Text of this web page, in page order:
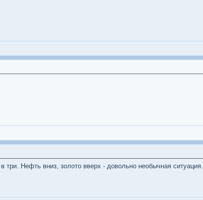
Нефть вниз, золото вверх - довольно необычная ситуация.